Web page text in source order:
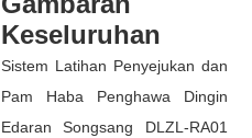
Keseluruhan
Sistem Latihan Penyejukan dan
Pam Haba Penghawa Dingin
Edaran Songsang DLZL-RA01